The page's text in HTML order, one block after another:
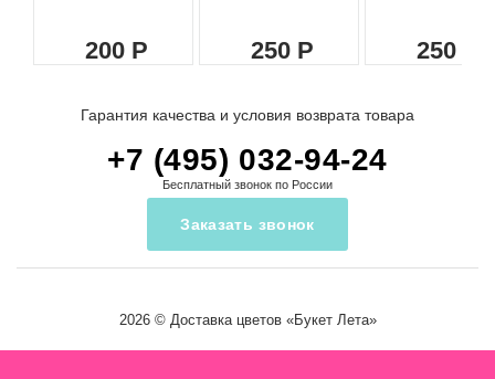
200 250 250
Гарантия качества и условия возврата товара
+7 (495) 032-94-24
Бесплатный звонок по России
Заказать звонок
2026 © Доставка цветов«Букет Лета»